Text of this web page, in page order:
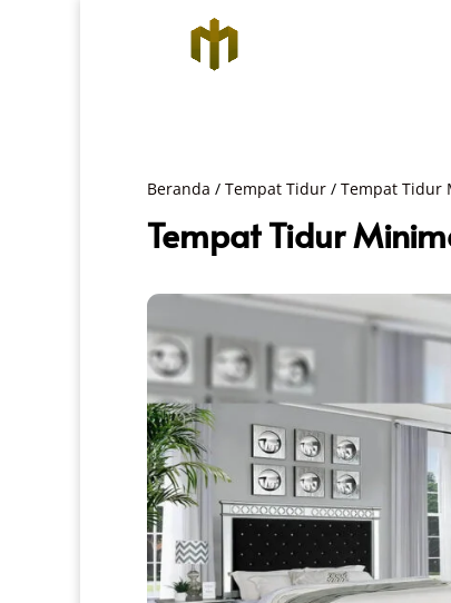
Beranda / Tempat Tidur / Tempat Tidur
Tempat Tidur